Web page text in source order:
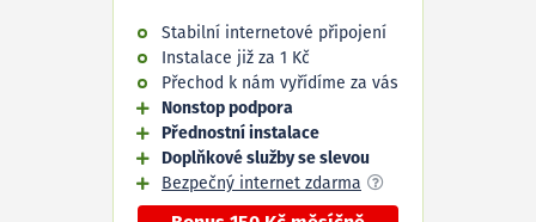
Stabilní internetové připojení
Instalace již za 1 Kč
Přechod k nám vyřídíme za vás
Nonstop podpora
Přednostní instalace
Doplňkové služby se slevou
Bezpečný internet zdarma